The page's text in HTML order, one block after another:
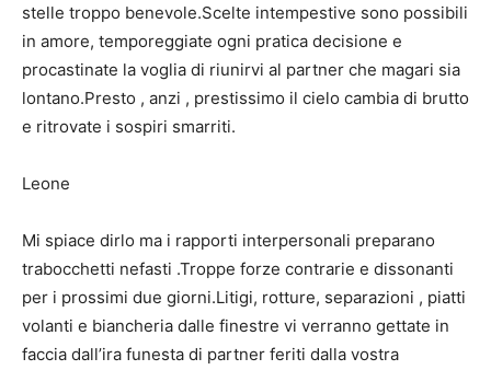
stelle troppo benevole.Scelte intempestive sono possibili
in amore, temporeggiate ogni pratica decisione e
procastinate la voglia di riunirvi al partner che magari sia
lontano.Presto , anzi , prestissimo il cielo cambia di brutto
e ritrovate i sospiri smarriti.
Leone
Mi spiace dirlo ma i rapporti interpersonali preparano
trabocchetti nefasti .Troppe forze contrarie e dissonanti
per i prossimi due giorni.Litigi, rotture, separazioni , piatti
volanti e biancheria dalle finestre vi verranno gettate in
faccia dall’ira funesta di partner feriti dalla vostra